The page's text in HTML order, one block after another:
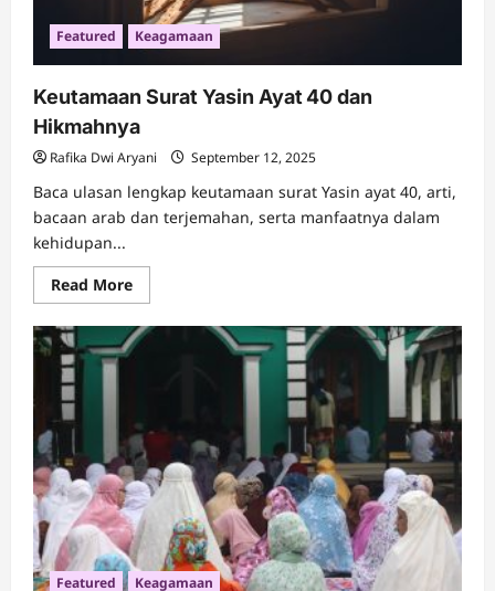
Featured Keagamaan
Keutamaan Surat Yasin Ayat 40 dan
Hikmahnya
Rafika Dwi Aryani September 12, 2025
Baca ulasan lengkap keutamaan surat Yasin ayat 40, arti,
bacaan arab dan terjemahan, serta manfaatnya dalam
kehidupan...
Read MoreRead
more
Keutamaan
Surat
Featured Keagamaan